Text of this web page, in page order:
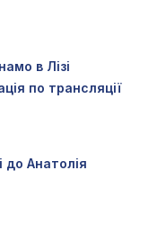
в Лізі
по трансляції
до Анатолія